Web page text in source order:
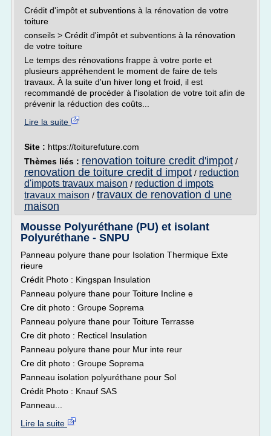
Crédit d'impôt et subventions à la rénovation de votre
toiture
conseils > Crédit d'impôt et subventions à la rénovation
de votre toiture
Le temps des rénovations frappe à votre porte et
plusieurs appréhendent le moment de faire de tels
travaux. À la suite d'un hiver long et froid, il est
recommandé de procéder à l'isolation de votre toit afin de
prévenir la réduction des coûts...
Lire la suite
Site : https://toiturefuture.com
Thèmes liés : renovation toiture credit d'impot /
renovation de toiture credit d impot / reduction
d'impots travaux maison / reduction d impots
travaux maison / travaux de renovation d une
maison
Mousse Polyuréthane (PU) et isolant
Polyuréthane - SNPU
Panneau polyure thane pour Isolation Thermique Exte
rieure
Crédit Photo : Kingspan Insulation
Panneau polyure thane pour Toiture Incline e
Cre dit photo : Groupe Soprema
Panneau polyure thane pour Toiture Terrasse
Cre dit photo : Recticel Insulation
Panneau polyure thane pour Mur inte reur
Cre dit photo : Groupe Soprema
Panneau isolation polyuréthane pour Sol
Crédit Photo : Knauf SAS
Panneau...
Lire la suite